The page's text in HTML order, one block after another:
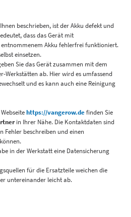
beschrieben, ist der Akku defekt und
dass das Gerät mit
Akku fehlerfrei funktioniert.
einsetzen.
Sie das Gerät zusammen mit dem
Werkstätten ab. Hier wird es umfassend
und es kann auch eine Reinigung
https://vangerow.definden Sie
in Ihrer Nähe. Die Kontaktdaten sind
Fehler beschreiben und einen
in der Werkstatt eine Datensicherung
für die Ersatzteile weichen die
untereinander leicht ab.